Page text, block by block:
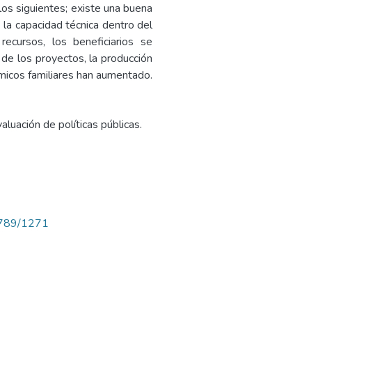
siguientes; existe una buena
capacidad técnica dentro del
los beneficiarios se
los proyectos, la producción
familiares han aumentado.
de políticas públicas.
1271